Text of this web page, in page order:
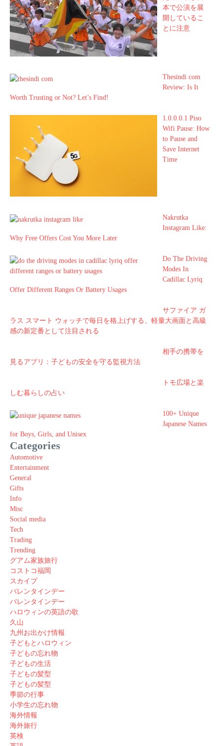
本で公演を展
開しているこ
とに注意
Thesindi com
Review: Is It
Worth Trusting or Not? Let’s Find!
1.0.0.0.1 Piso
Wifi Pause: How
to Pause and
Save Internet
Time
Nakrutka
Instagram Like:
Why Free Offers Cost You More Later
Do The Driving
Modes In
Cadillac Lyriq
Offer Different Ranges Or Battery Usages
サファイア ガ
ラス スマート ウォッチで毎日を格上げする、軽量大画面と高級
感の新定番として注目される
相手の携帯を
見るアプリ：子どもの安全を守る監視方法
トモ広場と楽
しむ暮らしの占い
100+ Unique
Japanese Names
for Boys, Girls, and Unisex
Categories
Automotive
Entertainment
General
Gifts
Info
Misc
Social media
Tech
Trading
Trending
グアム家族旅行
コストコ福岡
スカイプ
バレンタインデー
バレンタインデー
ハロウィンの英語の歌
久山
九州お出かけ情報
子どもとハロウィン
子どもの忘れ物
子どもの生活
子どもの髪型
子どもの髪型
季節の行事
小学生の忘れ物
海外情報
海外旅行
英検